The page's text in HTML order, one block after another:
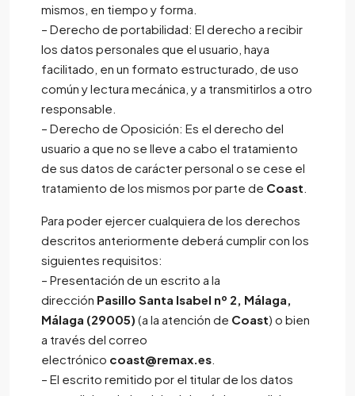
mismos, en tiempo y forma.
– Derecho de portabilidad: El derecho a recibir
los datos personales que el usuario, haya
facilitado, en un formato estructurado, de uso
común y lectura mecánica, y a transmitirlos a otro
responsable.
– Derecho de Oposición: Es el derecho del
usuario a que no se lleve a cabo el tratamiento
de sus datos de carácter personal o se cese el
tratamiento de los mismos por parte de Coast
Para poder ejercer cualquiera de los derechos
descritos anteriormente deberá cumplir con los
siguientes requisitos:
– Presentación de un escrito a la
dirección Pasillo Santa Isabel nº 2, Málaga,
Málaga (29005) (a la atención de Coast) o bien
a través del correo
electrónico coast@remax.es
– El escrito remitido por el titular de los datos